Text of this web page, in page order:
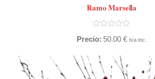
Ramo Marsella
Precio: 50.00€ Iva inc.